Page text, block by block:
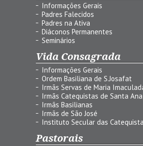
Informações Gerais
Padres Falecidos
Padres na Ativa
Diáconos Permanentes
Seminários
Vida Consagrada
Informações Gerais
Ordem Basiliana de S.Josafat
Irmãs Servas de Maria
Irmãs Catequistas de Santa Ana
Irmãs Basilianas
Irmãs de São José
Instituto Secular das
Pastorais